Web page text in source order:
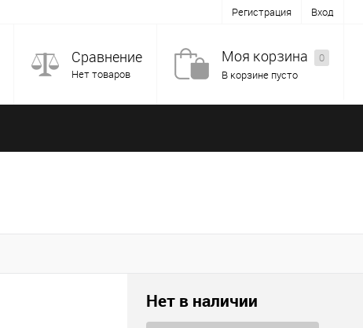
Регистрация Вход
Сравнение
Нет товаров
Моя корзина
0
В корзине пусто
Нет в наличии